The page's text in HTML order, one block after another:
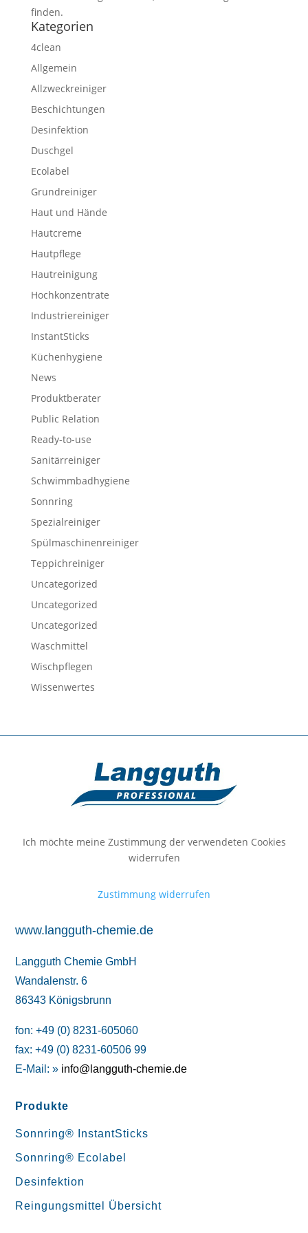
finden.
Kategorien
4clean
Allgemein
Allzweckreiniger
Beschichtungen
Desinfektion
Duschgel
Ecolabel
Grundreiniger
Haut und Hände
Hautcreme
Hautpflege
Hautreinigung
Hochkonzentrate
Industriereiniger
InstantSticks
Küchenhygiene
News
Produktberater
Public Relation
Ready-to-use
Sanitärreiniger
Schwimmbadhygiene
Sonnring
Spezialreiniger
Spülmaschinenreiniger
Teppichreiniger
Uncategorized
Uncategorized
Uncategorized
Waschmittel
Wischpflegen
Wissenwertes
Ich möchte meine Zustimmung der verwendeten Cookies
widerrufen
Zustimmung widerrufen
www.langguth-chemie.de
Langguth Chemie GmbH
Wandalenstr. 6
86343 Königsbrunn
fon: +49 (0) 8231-605060
fax: +49 (0) 8231-60506 99
E-Mail: » info@langguth-chemie.de
Produkte
Sonnring® InstantSticks
Sonnring® Ecolabel
Desinfektion
Reingungsmittel Übersicht